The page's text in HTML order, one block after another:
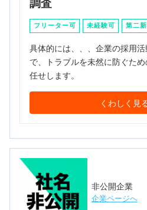
調査
フリーター可 未経験可 第二
具体的には、、、企業の採用
で、トラブルを未然に防ぐた
任せします。
くわしく見
非公開企業
企業ページへ